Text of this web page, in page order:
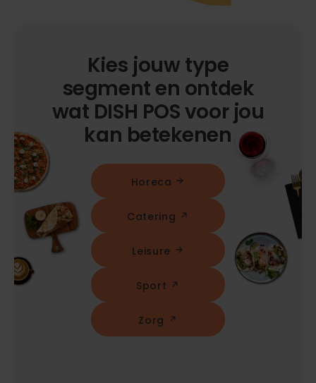
Kies jouw type
segment en ontdek
wat DISH POS voor jou
kan betekenen
Horeca
Catering
Leisure
Sport
Zorg